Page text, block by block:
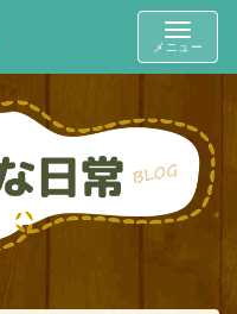
Toggle
メニュー